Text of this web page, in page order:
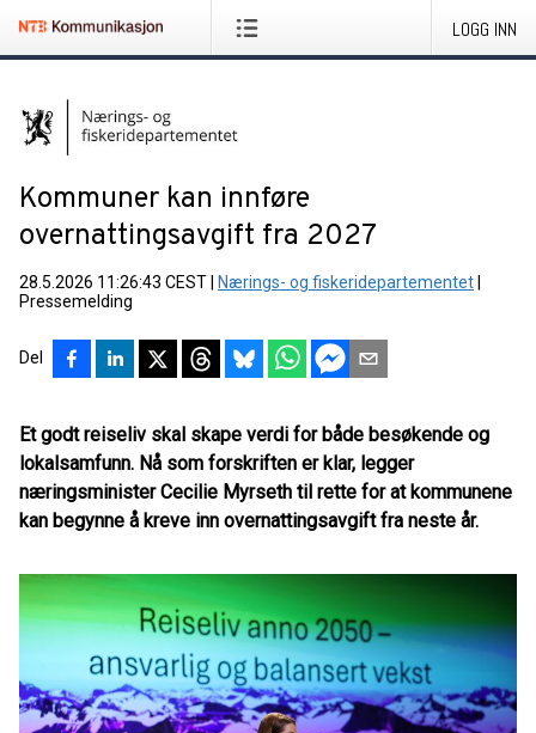
LOGG INN
Kommuner kan innføre
overnattingsavgift fra 2027
28.5.2026 11:26:43 CEST Nærings- og fiskeridepartementet
Pressemelding
Del
Et godt reiseliv skal skape verdi for både besøkende og
lokalsamfunn. Nå som forskriften er klar, legger
næringsminister Cecilie Myrseth til rette for at kommunene
kan begynne å kreve inn overnattingsavgift fra neste år.